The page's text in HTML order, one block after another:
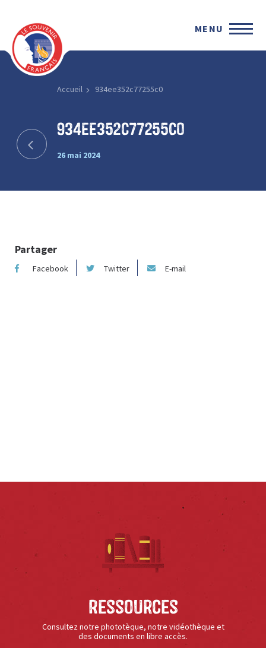
MENU
Accueil 934ee352c77255c0
934ee352c77255c0
26 mai 2024
Partager
Facebook Twitter E-mail
Ressources
Consultez notre phototèque, notre vidéothèque et
des documents en libre accès.